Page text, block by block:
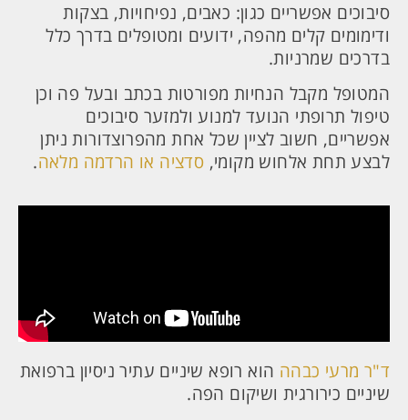
סיבוכים אפשריים כגון: כאבים, נפיחויות, בצקות
ודימומים קלים מהפה, ידועים ומטופלים בדרך כלל
בדרכים שמרניות.
המטופל מקבל הנחיות מפורטות בכתב ובעל פה וכן
טיפול תרופתי הנועד למנוע ולמזער סיבוכים
אפשריים, חשוב לציין שכל אחת מהפרוצדורות ניתן
לבצע תחת אלחוש מקומי, סדציה או הרדמה מלאה.
ד"ר מרעי כבהה הוא רופא שיניים עתיר ניסיון ברפואת
שיניים כירורגית ושיקום הפה.